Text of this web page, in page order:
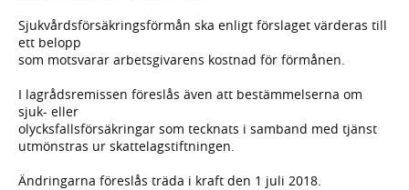
Sjukvårdsförsäkringsförmån ska enligt förslaget värderas till
ett belopp
som motsvarar arbetsgivarens kostnad för förmånen.
I lagrådsremissen föreslås även att bestämmelserna om
sjuk- eller
olycksfallsförsäkringar som tecknats i samband med tjänst
utmönstras ur skattelagstiftningen.
Ändringarna föreslås träda i kraft den 1 juli 2018.